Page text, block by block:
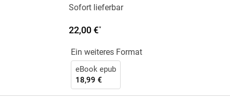
Sofort lieferbar
22,00 €*
Ein weiteres Format
eBook epub
18,99 €